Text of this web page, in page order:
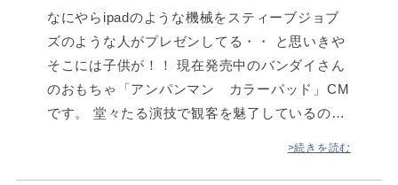
なにやらipadのような機械をスティーブジョブ
ズのような人がプレゼンしてる・・ と思いきや
そこには子供が！！ 現在発売中のバンダイさん
のおもちゃ「アンパンマン カラーパッド」CM
です。 堂々たる演技で観客を魅了しているの…
>続きを読む